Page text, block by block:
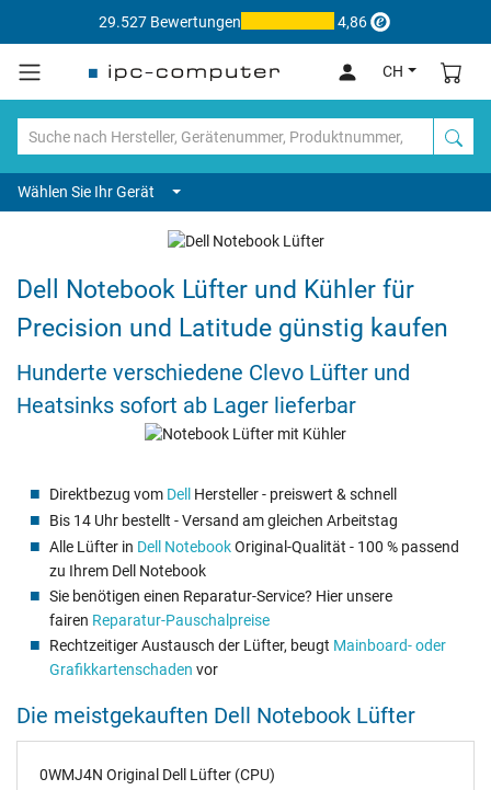
29.527 Bewertungen 4,86
CH
Wählen Sie Ihr Gerät
Dell Notebook Lüfter und Kühler für
Precision und Latitude günstig kaufen
Hunderte verschiedene Clevo Lüfter und
Heatsinks sofort ab Lager lieferbar
Direktbezug vom Dell Hersteller - preiswert & schnell
Bis 14 Uhr bestellt - Versand am gleichen Arbeitstag
Alle Lüfter in Dell NotebookOriginal-Qualität - 100 % passend
zu Ihrem Dell Notebook
Sie benötigen einen Reparatur-Service? Hier unsere
fairen Reparatur-Pauschalpreise
Rechtzeitiger Austausch der Lüfter, beugt Mainboard- oder
Grafikkartenschaden vor
Die meistgekauften Dell Notebook Lüfter
0WMJ4N Original Dell Lüfter (CPU)